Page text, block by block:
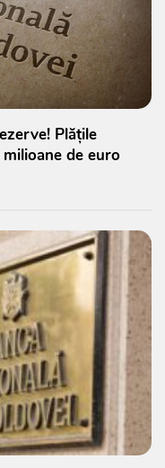
Plățile
de euro